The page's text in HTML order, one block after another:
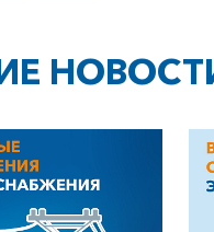
700-24-57